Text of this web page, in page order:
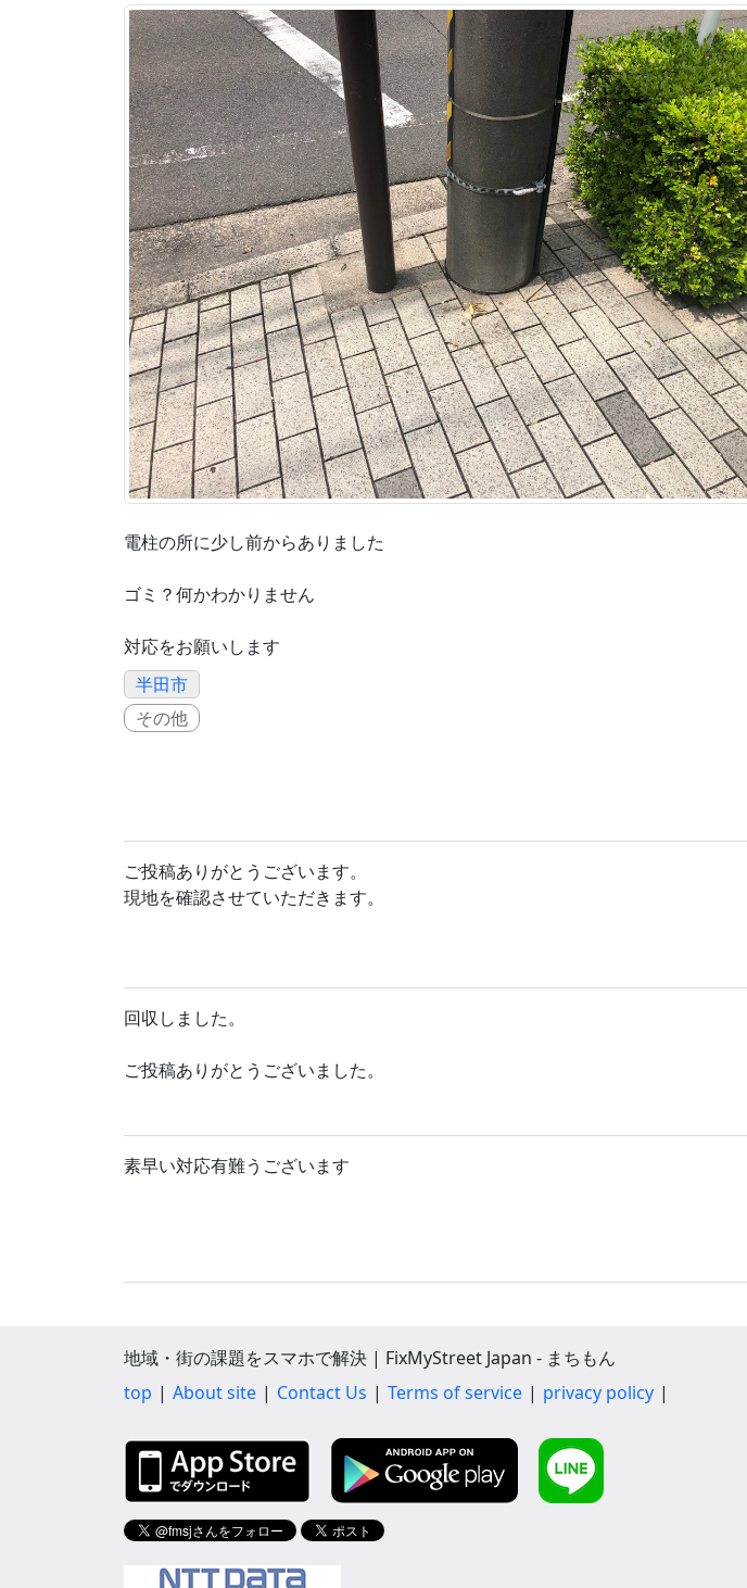
電柱の所に少し前からありました
ゴミ？何かわかりません
対応をお願いします
半田市
その他
ご投稿ありがとうございます。
現地を確認させていただきます。
回収しました。
ご投稿ありがとうございました。
素早い対応有難うございます
地域・街の課題をスマホで解決 | FixMyStreet Japan - まちもん
top
About site Contact Us Terms of service privacy policy